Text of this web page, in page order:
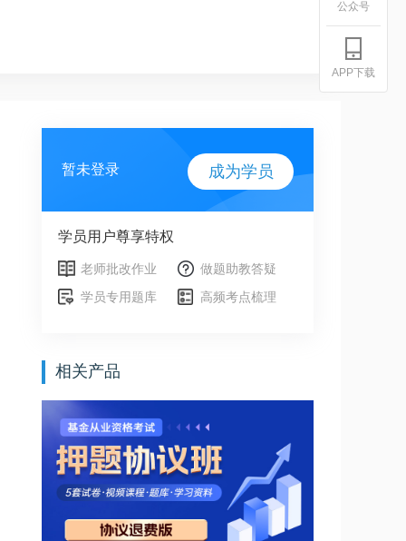
暂未登录 成为学员
学员用户尊享特权
老师批改作业
做题助教答疑
学员专用题库
高频考点梳理
相关产品
公众号
APP下载